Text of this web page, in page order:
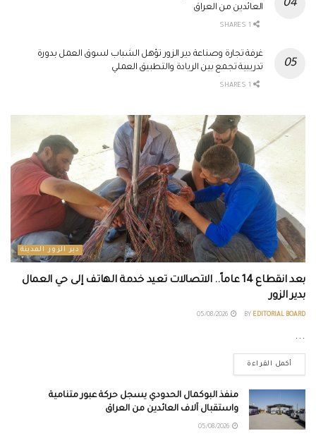
العائدين من العراق
غرفة تجارة وصناعة دير الزور تؤهل الشباب لسوق العمل بدورة
تدريبية تجمع بين الريادة والتطبيق العملي
دير الزور المدينة
بعد انقطاع 14 عاماً.. الاتصالات تعيد خدمة الهاتف إلى حي العمال
بدير الزور
BY EDITORIAL BOARD
...
أكمل القراءة
منفذ البوكمال الحدودي يسجل حركة عبور متنامية
واستقبال آلاف العائدين من العراق